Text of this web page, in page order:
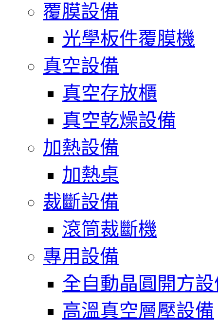
覆膜設備
光學板件覆膜機
真空設備
真空存放櫃
真空乾燥設備
加熱設備
加熱桌
裁斷設備
滾筒裁斷機
專用設備
全自動晶圓開方
高溫真空層壓設備